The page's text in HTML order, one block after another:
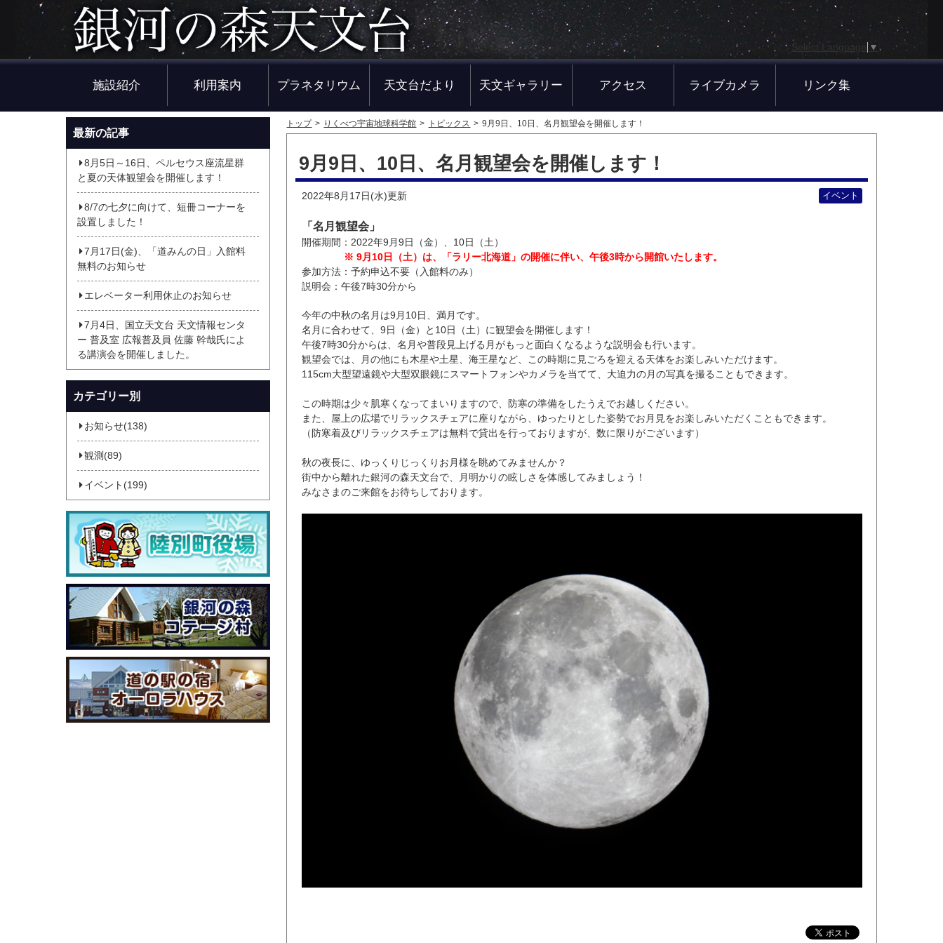
Select Language ▼
施設紹介 利用案内 プラネタリウム 天文台だより 天文ギャラリー アクセス ライブカメラ リンク集
トップ りくべつ宇宙地球科学館 トピックス 9月9日、10日、名月観望会を開催します！
9月9日、10日、名月観望会を開催します！
2022年8月17日(水)更新 イベント
「名月観望会」
開催期間：2022年9月9日（金）、10日（土）
※ 9月10日（土）は、「ラリー北海道」の開催に伴い、午後3時から開館いたします。
参加方法：予約申込不要（入館料のみ）
説明会：午後7時30分から
今年の中秋の名月は9月10日、満月です。
名月に合わせて、9日（金）と10日（土）に観望会を開催します！
午後7時30分からは、名月や普段見上げる月がもっと面白くなるような説明会も行います。
観望会では、月の他にも木星や土星、海王星など、この時期に見ごろを迎える天体をお楽しみいただけます。
115cm大型望遠鏡や大型双眼鏡にスマートフォンやカメラを当てて、大迫力の月の写真を撮ることもできます。
この時期は少々肌寒くなってまいりますので、防寒の準備をしたうえでお越しください。
また、屋上の広場でリラックスチェアに座りながら、ゆったりとした姿勢でお月見をお楽しみいただくこともできます。
（防寒着及びリラックスチェアは無料で貸出を行っておりますが、数に限りがございます）
秋の夜長に、ゆっくりじっくりお月様を眺めてみませんか？
街中から離れた銀河の森天文台で、月明かりの眩しさを体感してみましょう！
みなさまのご来館をお待ちしております。
最新の記事
8月5日～16日、ペルセウス座流星群
と夏の天体観望会を開催します！
8/7の七夕に向けて、短冊コーナーを
設置しました！
7月17日(金)、「道みんの日」入館料
無料のお知らせ
エレベーター利用休止のお知らせ
7月4日、国立天文台 天文情報センタ
ー 普及室 広報普及員 佐藤 幹哉氏によ
る講演会を開催しました。
カテゴリー別
お知らせ(138)
観測(89)
イベント(199)